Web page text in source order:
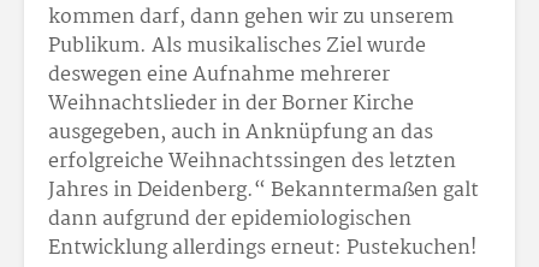
kommen darf, dann gehen wir zu unserem
Publikum. Als musikalisches Ziel wurde
deswegen eine Aufnahme mehrerer
Weihnachtslieder in der Borner Kirche
ausgegeben, auch in Anknüpfung an das
erfolgreiche Weihnachtssingen des letzten
Jahres in Deidenberg.“ Bekanntermaßen galt
dann aufgrund der epidemiologischen
Entwicklung allerdings erneut: Pustekuchen!